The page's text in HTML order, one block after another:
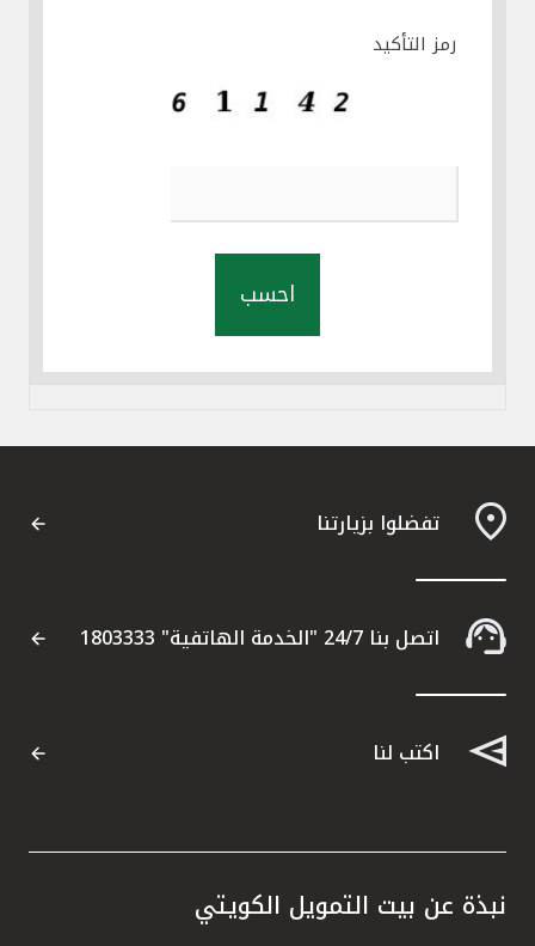
رمز التأكيد
احسب
تفضلوا بزيارتنا
اتصل بنا 24/7 "الخدمة الهاتفية" 1803333
اكتب لنا
نبذة عن بيت التمويل الكويتي